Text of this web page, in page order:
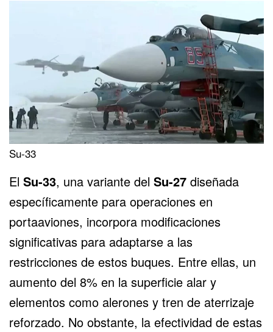
Su-33
El Su-33, una variante del Su-27 diseñada
específicamente para operaciones en
portaaviones, incorpora modificaciones
significativas para adaptarse a las
restricciones de estos buques. Entre ellas, un
aumento del 8% en la superficie alar y
elementos como alerones y tren de aterrizaje
reforzado. No obstante, la efectividad de estas